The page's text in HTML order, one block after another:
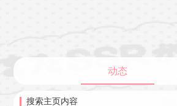
动态
搜索主页内容